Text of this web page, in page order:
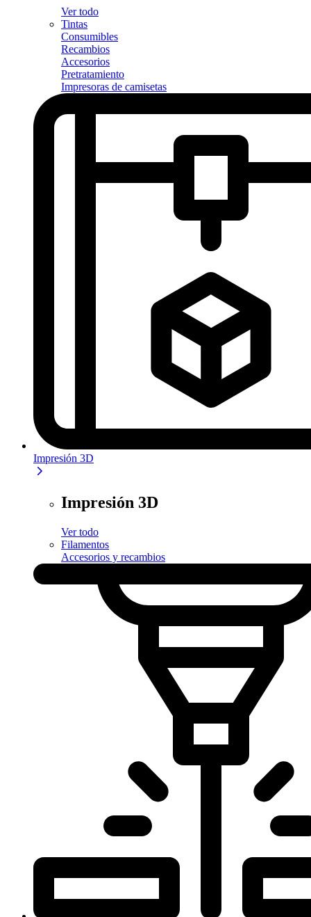
Ver todo
Tintas
Consumibles
Recambios
Accesorios
Pretratamiento
Impresoras de camisetas
Impresión 3D
Impresión 3D
Ver todo
Filamentos
Accesorios y recambios